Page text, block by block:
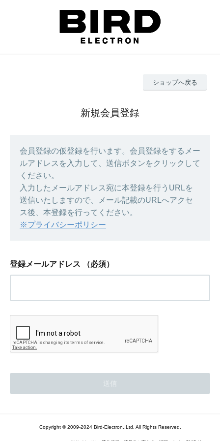
ショップへ戻る
新規会員登録
会員登録の仮登録を行います。会員登録をするメー
ルアドレスを入力して、送信ボタンをクリックして
ください。
入力したメールアドレス宛に本登録を行うURLを
送信いたしますので、メール記載のURLへアクセ
ス後、本登録を行ってください。
※プライバシーポリシー
登録メールアドレス （必須）
Copyright © 2009-2024 Bird-Electron.,Ltd. All Rights Reserved.